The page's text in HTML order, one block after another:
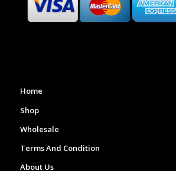
Home
Shop
Wholesale
Terms And Condition
About Us